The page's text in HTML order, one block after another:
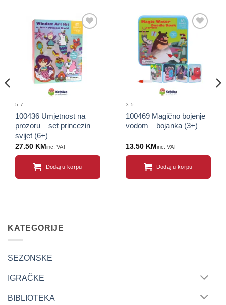
Sačuvaj
proizvod
5-7
100436 Umjetnost na
prozoru – set princezin
svijet (6+)
27.50 KM inc. VAT
Dodaj u korpu
Sačuvaj
proizvod
3-5
100469 Magično bojenje
vodom – bojanka (3+)
13.50 KM inc. VAT
Dodaj u korpu
KATEGORIJE
SEZONSKE
IGRAČKE
BIBLIOTEKA